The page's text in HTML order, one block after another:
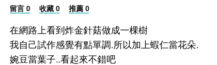
留言 0 收藏 0 推薦 0
在網路上看到炸金針菇做成一棵樹
我自己試作感覺有點單調.所以加上蝦仁當花朵.
婉豆當葉子..看起來不錯吧